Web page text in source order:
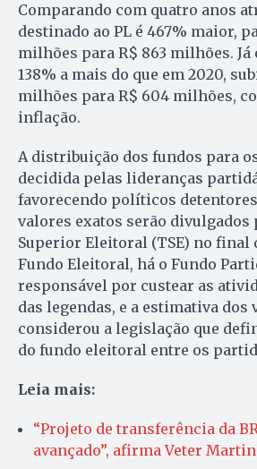
Comparando com quatro anos
destinado ao PL é 467% maior,
milhões para R$ 863 milhões. Já
138% a mais do que em 2020,
milhões para R$ 604 milhões,
inflação.
A distribuição dos fundos para
decidida pelas lideranças
favorecendo políticos detentores
valores exatos serão
Superior Eleitoral (TSE) no final
Fundo Eleitoral, há o Fundo
responsável por custear as
das legendas, e a estimativa dos
considerou a legislação que
do fundo eleitoral entre os
Leia mais:
“Projeto de transferência da
avançado”, afirma Veter